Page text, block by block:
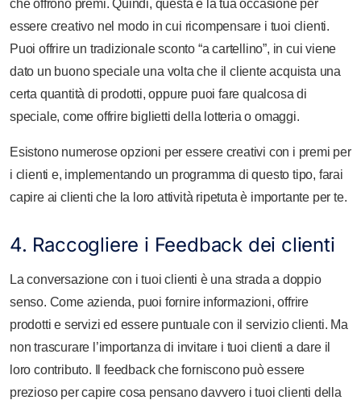
che offrono premi. Quindi, questa è la tua occasione per
essere creativo nel modo in cui ricompensare i tuoi clienti.
Puoi offrire un tradizionale sconto “a cartellino”, in cui viene
dato un buono speciale una volta che il cliente acquista una
certa quantità di prodotti, oppure puoi fare qualcosa di
speciale, come offrire biglietti della lotteria o omaggi.
Esistono numerose opzioni per essere creativi con i premi per
i clienti e, implementando un programma di questo tipo, farai
capire ai clienti che la loro attività ripetuta è importante per te.
4. Raccogliere i Feedback dei clienti
La conversazione con i tuoi clienti è una strada a doppio
senso. Come azienda, puoi fornire informazioni, offrire
prodotti e servizi ed essere puntuale con il servizio clienti. Ma
non trascurare l’importanza di invitare i tuoi clienti a dare il
loro contributo. Il feedback che forniscono può essere
prezioso per capire cosa pensano davvero i tuoi clienti della